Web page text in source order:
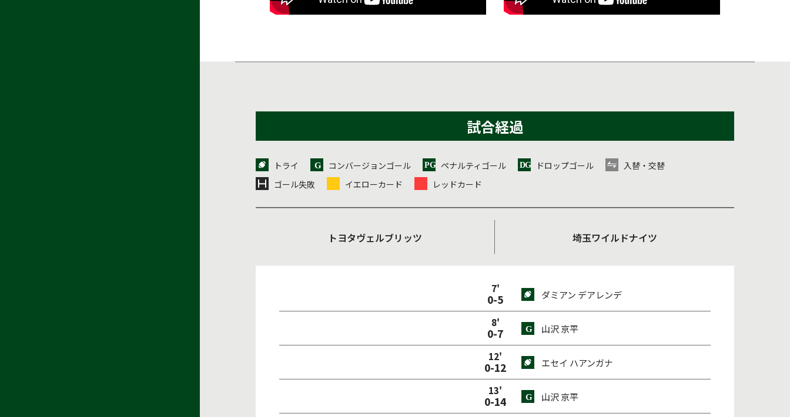
試合経過
トライ コンバージョンゴール ペナルティゴール ドロップゴール
入替・交替
ゴール失敗
イエローカード レッドカード
トヨタヴェルブリッツ 埼玉ワイルドナイツ
7'
0-5 ダミアン デアレンデ
8'
0-7 山沢 京平
12'
0-12 エセイ ハアンガナ
13'
0-14 山沢 京平